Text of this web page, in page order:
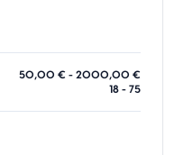
50,00 € - 2000,00 €
18 - 75